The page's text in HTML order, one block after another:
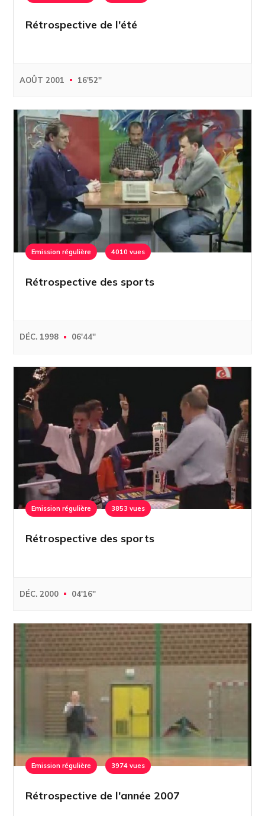
Rétrospective de l'été
AOÛT 2001 16'52''
Emission régulière 4010 vues
Rétrospective des sports
DÉC. 1998 06'44''
Emission régulière 3853 vues
Rétrospective des sports
DÉC. 2000 04'16''
Emission régulière 3974 vues
Rétrospective de l'année 2007